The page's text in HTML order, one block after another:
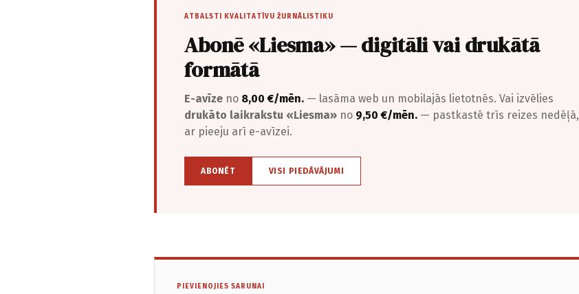
ATBALSTI KVALITATĪVU ŽURNĀLISTIKU
Abonē «Liesma» — digitāli vai drukātā
formātā
E-avīze no 8,00 €/mēn. — lasāma web un mobilajās lietotnēs. Vai izvēlies
drukāto laikrakstu «Liesma» no 9,50 €/mēn. — pastkastē trīs reizes nedēļā,
ar pieeju arī e-avīzei.
ABONĒT VISI PIEDĀVĀJUMI
PIEVIENOJIES SARUNAI